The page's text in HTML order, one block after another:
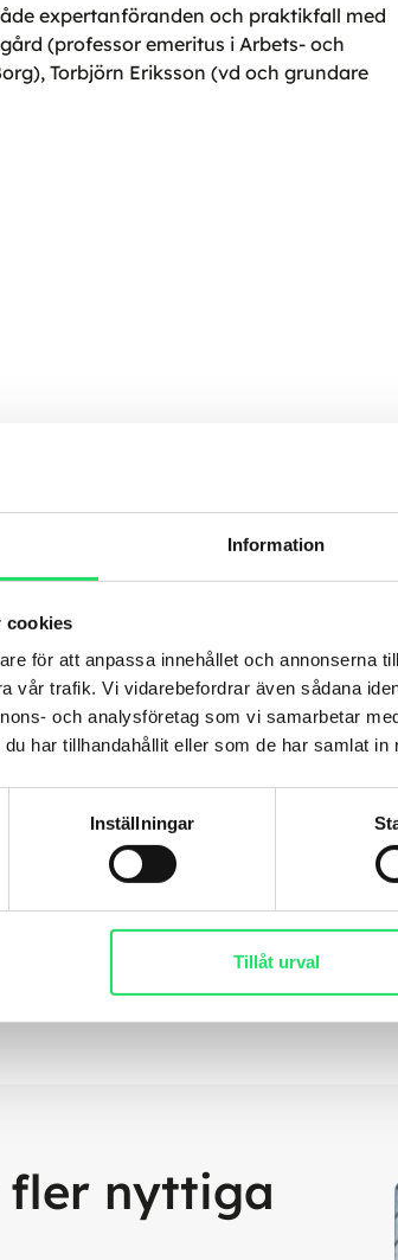
Information
cookies
för att anpassa innehållet och annonserna
vår trafik. Vi vidarebefordrar även sådana
och analysföretag som vi samarbetar
har tillhandahållit eller som de har samlat in
Inställningar
Tillåt urval
expertanföranden och praktikfall med
(professor emeritus i Arbets- och
Torbjörn Eriksson (vd och grundare
fler nyttiga